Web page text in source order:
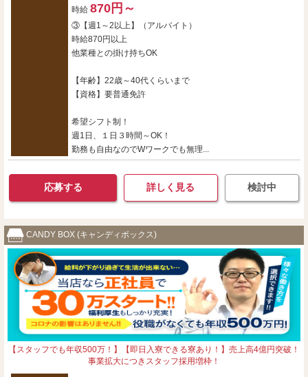
時給 870円～
③【週1～2以上】（アルバイト）
時給870円以上
他業種との掛け持ちOK
【年齢】22歳～40代くらいまで
【資格】要普通免許
希望シフト制！
週1日、１日３時間～OK！
勤務も自由なのでWワークでも無理...
応募する 詳しく見る 検討中
CANDY BOX (キャンディボックス)
【スタッフでも年収500万！】【即日入寮できる寮あり！】売上高4億円突破！
事業拡大につきスタッフ採用増枠！